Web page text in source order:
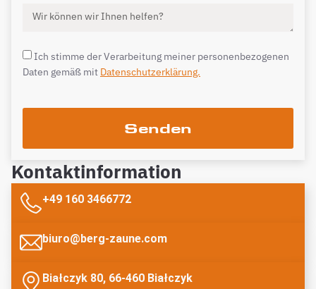
Ich stimme der Verarbeitung meiner personenbezogenen
Daten gemäß mit Datenschutzerklärung.
Senden
Kontaktinformation
+49 160 3466772
biuro@berg-zaune.com
Białczyk 80, 66-460 Białczyk